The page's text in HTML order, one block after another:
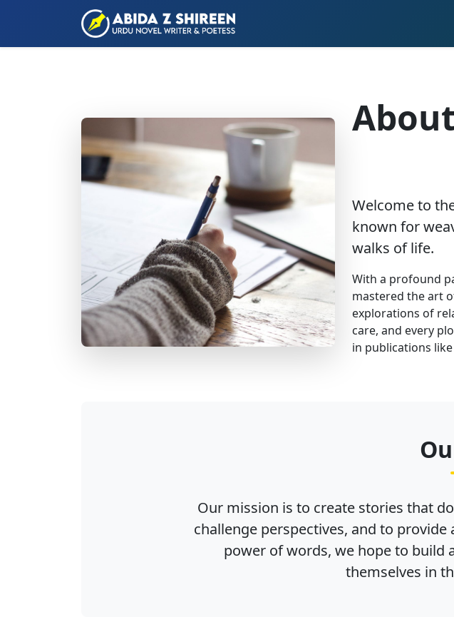
Welcome to
known for
walks of life.
With a profound
mastered the art
explorations of
care, and every
in publications
Our mission is to create stories that
challenge perspectives, and to
power of words, we hope to build
themselves in